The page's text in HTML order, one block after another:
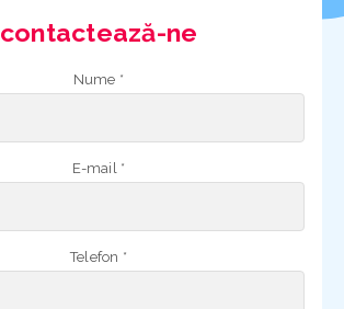
contactează-ne
Nume *
E-mail *
Telefon *